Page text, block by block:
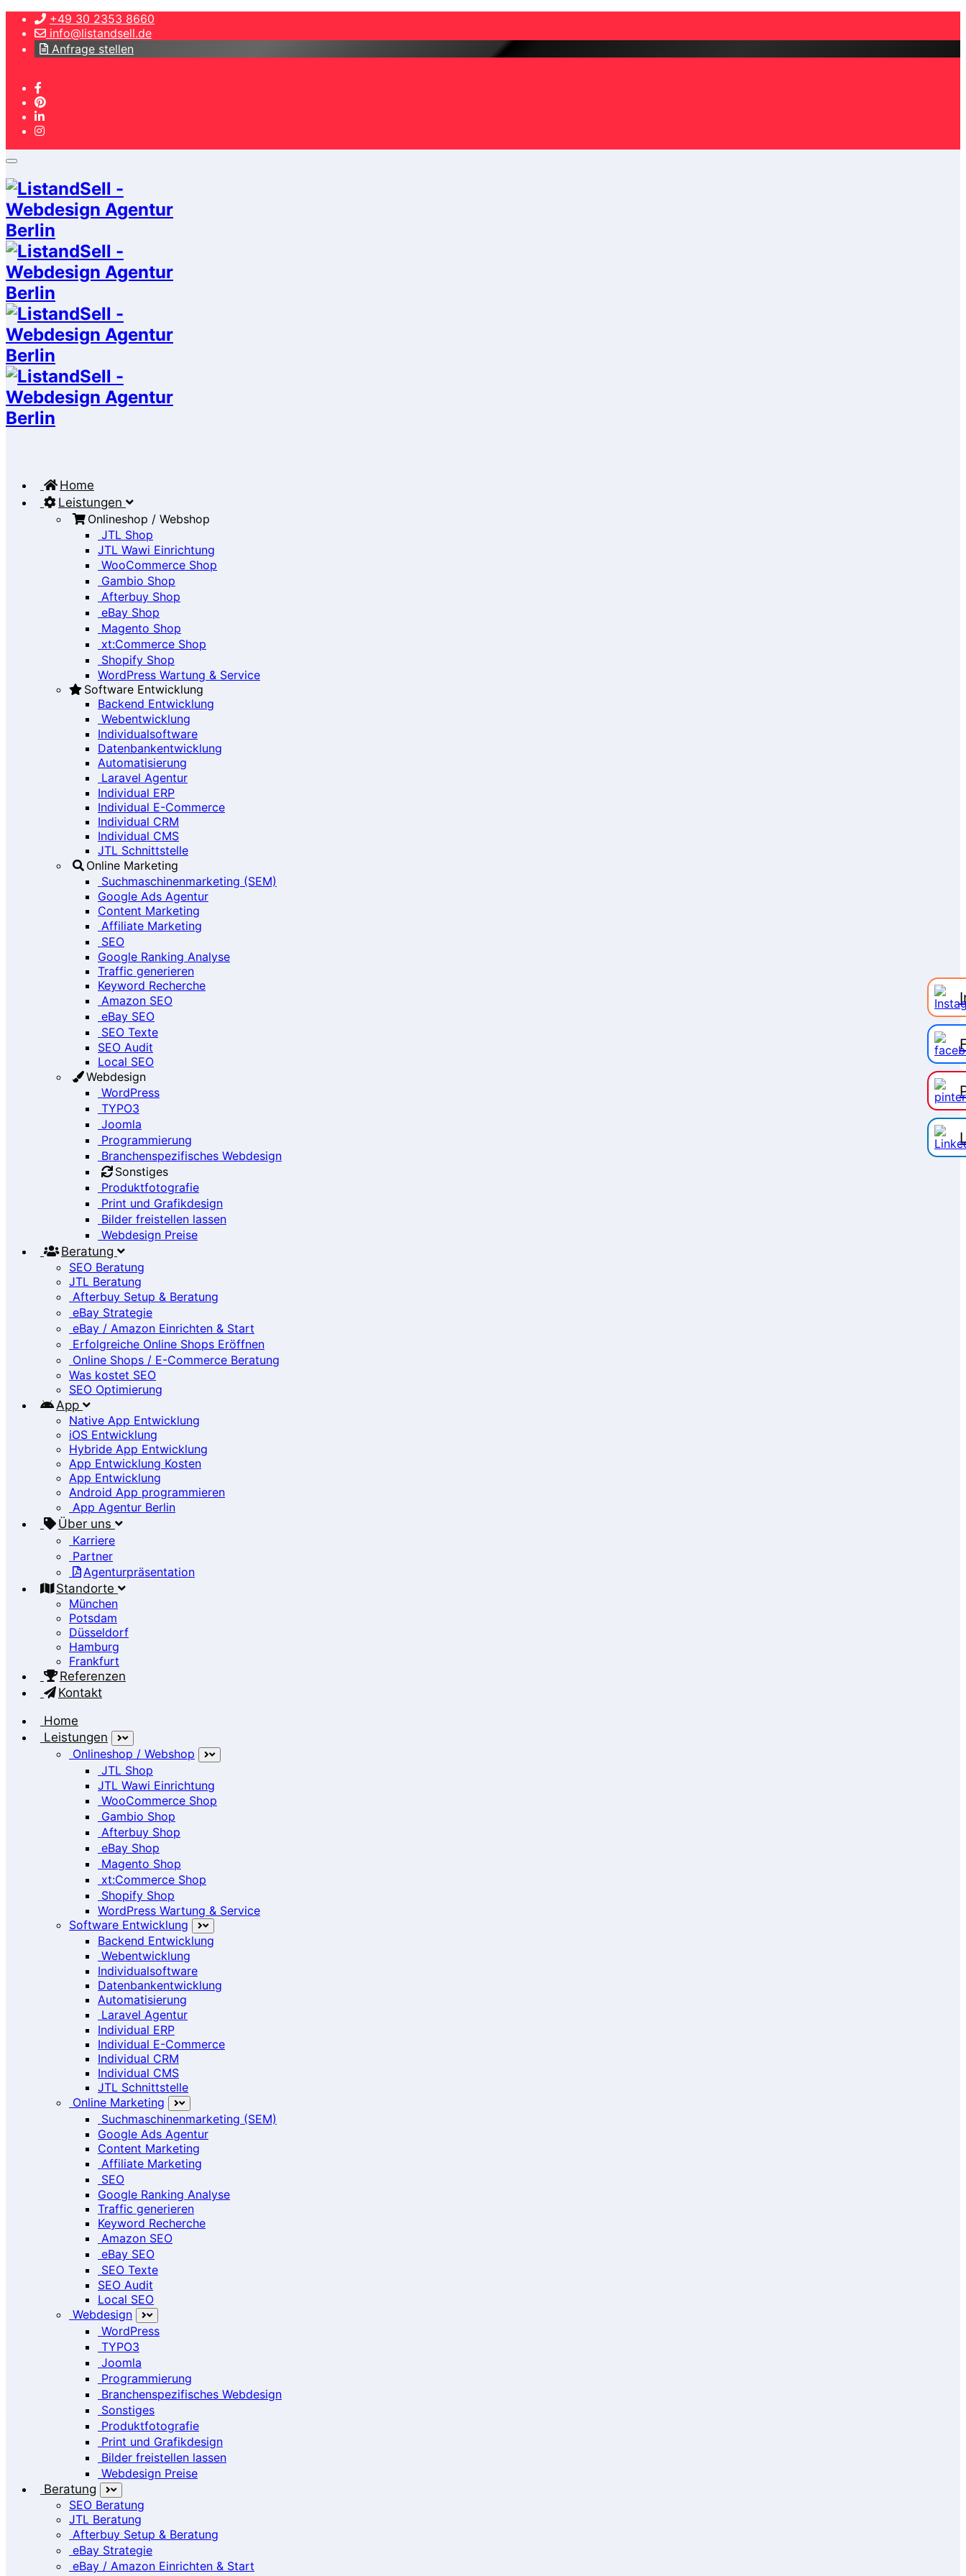
+49 30 2353 8660
info@listandsell.de
Anfrage stellen
Home
Leistungen
Onlineshop / Webshop
JTL Shop
JTL Wawi Einrichtung
WooCommerce Shop
Gambio Shop
Afterbuy Shop
eBay Shop
Magento Shop
xt:Commerce Shop
Shopify Shop
WordPress Wartung & Service
Software Entwicklung
Backend Entwicklung
Webentwicklung
Individualsoftware
Datenbankentwicklung
Automatisierung
Laravel Agentur
Individual ERP
Individual E-Commerce
Individual CRM
Individual CMS
JTL Schnittstelle
Online Marketing
Suchmaschinenmarketing (SEM)
Google Ads Agentur
Content Marketing
Affiliate Marketing
SEO
Google Ranking Analyse
Traffic generieren
Keyword Recherche
Amazon SEO
eBay SEO
SEO Texte
SEO Audit
Local SEO
Webdesign
WordPress
TYPO3
Joomla
Programmierung
Branchenspezifisches Webdesign
Sonstiges
Produktfotografie
Print und Grafikdesign
Bilder freistellen lassen
Webdesign Preise
Beratung
SEO Beratung
JTL Beratung
Afterbuy Setup & Beratung
eBay Strategie
eBay / Amazon Einrichten & Start
Erfolgreiche Online Shops Eröffnen
Online Shops / E-Commerce Beratung
Was kostet SEO
SEO Optimierung
App
Native App Entwicklung
iOS Entwicklung
Hybride App Entwicklung
App Entwicklung Kosten
App Entwicklung
Android App programmieren
App Agentur Berlin
Über uns
Karriere
Partner
Agenturpräsentation
Standorte
München
Potsdam
Düsseldorf
Hamburg
Frankfurt
Referenzen
Kontakt
Home
Leistungen
Onlineshop / Webshop
JTL Shop
JTL Wawi Einrichtung
WooCommerce Shop
Gambio Shop
Afterbuy Shop
eBay Shop
Magento Shop
xt:Commerce Shop
Shopify Shop
WordPress Wartung & Service
Software Entwicklung
Backend Entwicklung
Webentwicklung
Individualsoftware
Datenbankentwicklung
Automatisierung
Laravel Agentur
Individual ERP
Individual E-Commerce
Individual CRM
Individual CMS
JTL Schnittstelle
Online Marketing
Suchmaschinenmarketing (SEM)
Google Ads Agentur
Content Marketing
Affiliate Marketing
SEO
Google Ranking Analyse
Traffic generieren
Keyword Recherche
Amazon SEO
eBay SEO
SEO Texte
SEO Audit
Local SEO
Webdesign
WordPress
TYPO3
Joomla
Programmierung
Branchenspezifisches Webdesign
Sonstiges
Produktfotografie
Print und Grafikdesign
Bilder freistellen lassen
Webdesign Preise
Beratung
SEO Beratung
JTL Beratung
Afterbuy Setup & Beratung
eBay Strategie
eBay / Amazon Einrichten & Start